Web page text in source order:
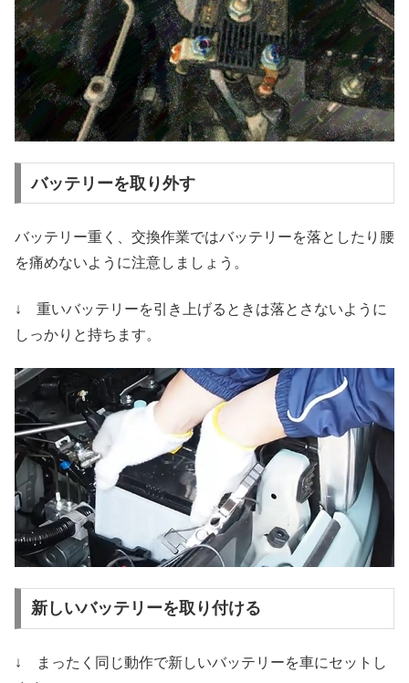
バッテリーを取り外す
バッテリー重く、交換作業ではバッテリーを落としたり腰
を痛めないように注意しましょう。
↓ 重いバッテリーを引き上げるときは落とさないように
しっかりと持ちます。
新しいバッテリーを取り付ける
↓ まったく同じ動作で新しいバッテリーを車にセットし